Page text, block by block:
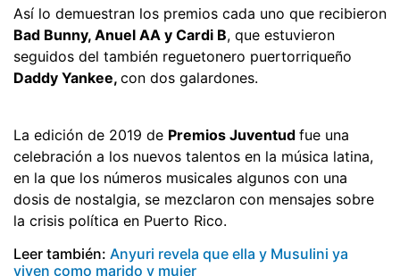
Así lo demuestran los premios cada uno que recibieron
Bad Bunny, Anuel AA y Cardi B, que estuvieron
seguidos del también reguetonero puertorriqueño
Daddy Yankee, con dos galardones.
La edición de 2019 de Premios Juventud fue una
celebración a los nuevos talentos en la música latina,
en la que los números musicales algunos con una
dosis de nostalgia, se mezclaron con mensajes sobre
la crisis política en Puerto Rico.
Leer también: Anyuri revela que ella y Musulini ya
viven como marido y mujer